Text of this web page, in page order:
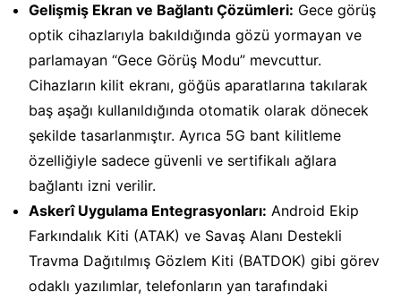
Gelişmiş Ekran ve Bağlantı Çözümleri: Gece görüş
optik cihazlarıyla bakıldığında gözü yormayan ve
parlamayan “Gece Görüş Modu” mevcuttur.
Cihazların kilit ekranı, göğüs aparatlarına takılarak
baş aşağı kullanıldığında otomatik olarak dönecek
şekilde tasarlanmıştır. Ayrıca 5G bant kilitleme
özelliğiyle sadece güvenli ve sertifikalı ağlara
bağlantı izni verilir.
Askerî Uygulama Entegrasyonları: Android Ekip
Farkındalık Kiti (ATAK) ve Savaş Alanı Destekli
Travma Dağıtılmış Gözlem Kiti (BATDOK) gibi görev
odaklı yazılımlar, telefonların yan tarafındaki